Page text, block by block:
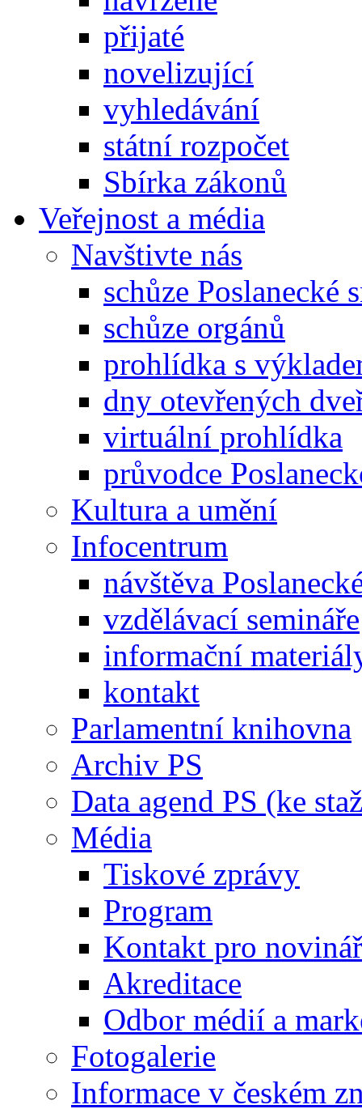
přijaté
novelizující
vyhledávání
státní rozpočet
Sbírka zákonů
Veřejnost a média
Navštivte nás
schůze Poslanecké
schůze orgánů
prohlídka s
dny otevřených
virtuální prohlídka
průvodce
Kultura a umění
Infocentrum
návštěva
vzdělávací semináře
informační
kontakt
Parlamentní knihovna
Archiv PS
Data agend PS (ke
Média
Tiskové zprávy
Program
Kontakt pro
Akreditace
Odbor médií a
Fotogalerie
Informace v českém